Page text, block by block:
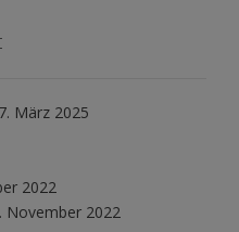
März 2025
2022
November 2022